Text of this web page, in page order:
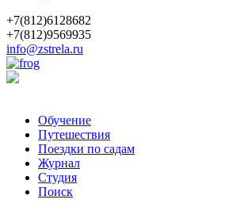
+7(812)6128682
+7(812)9569935
info@zstrela.ru
Обучение
Путешествия
Поездки по садам
Журнал
Студия
Поиск